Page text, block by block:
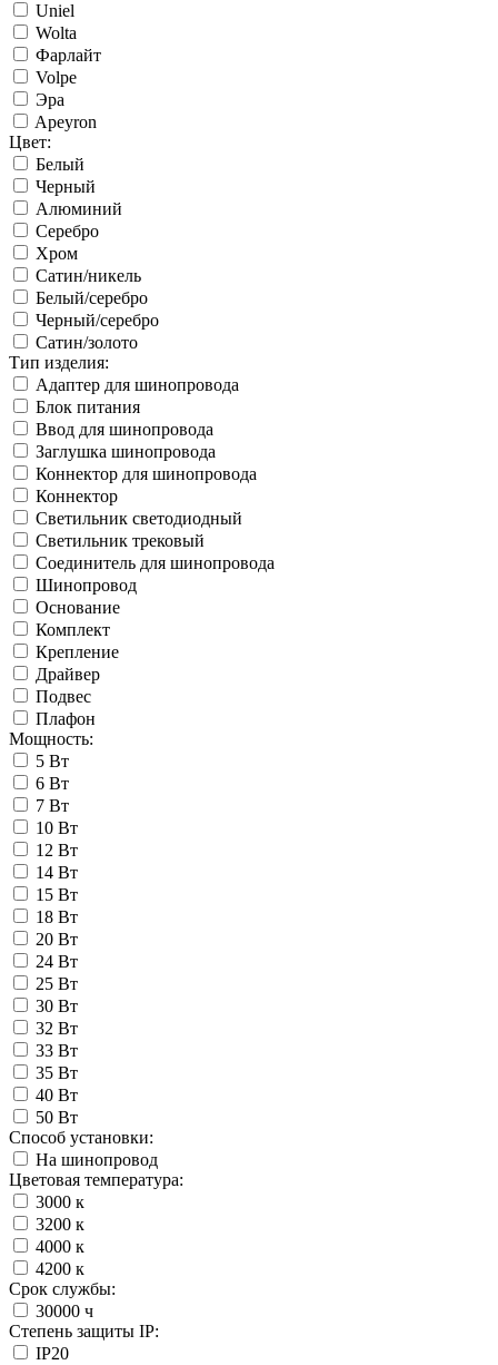
Uniel
Wolta
Фарлайт
Volpe
Эра
Apeyron
Цвет:
Белый
Черный
Алюминий
Серебро
Хром
Сатин/никель
Белый/серебро
Черный/серебро
Сатин/золото
Тип изделия:
Адаптер для шинопровода
Блок питания
Ввод для шинопровода
Заглушка шинопровода
Коннектор для шинопровода
Коннектор
Светильник светодиодный
Светильник трековый
Соединитель для шинопровода
Шинопровод
Основание
Комплект
Крепление
Драйвер
Подвес
Плафон
Мощность:
5 Вт
6 Вт
7 Вт
10 Вт
12 Вт
14 Вт
15 Вт
18 Вт
20 Вт
24 Вт
25 Вт
30 Вт
32 Вт
33 Вт
35 Вт
40 Вт
50 Вт
Способ установки:
На шинопровод
Цветовая температура:
3000 к
3200 к
4000 к
4200 к
Срок службы:
30000 ч
Степень защиты IP:
IP20